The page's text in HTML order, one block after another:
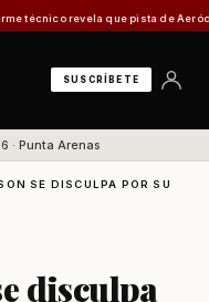
revela que pista de Aeródromo
SUSCRÍBETE
· Punta Arenas
SE DISCULPA POR SU
disculpa